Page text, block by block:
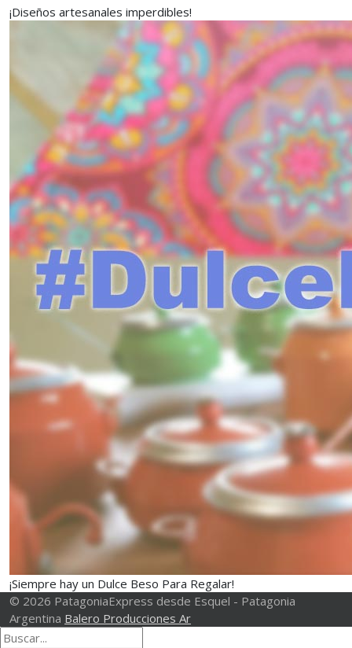
¡Diseños artesanales imperdibles!
¡Siempre hay un Dulce Beso Para Regalar!
© 2026 PatagoniaExpress desde Esquel - Patagonia
Argentina Balero Producciones Ar